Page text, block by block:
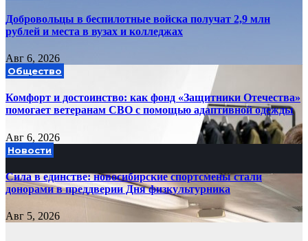
Добровольцы в беспилотные войска получат 2,9 млн
рублей и места в вузах и колледжах
Авг 6, 2026
Общество
Комфорт и достоинство: как фонд «Защитники Отечества»
помогает ветеранам СВО с помощью адаптивной одежды
Авг 6, 2026
Новости
Сила в единстве: новосибирские спортсмены стали
донорами в преддверии Дня физкультурника
Авг 5, 2026